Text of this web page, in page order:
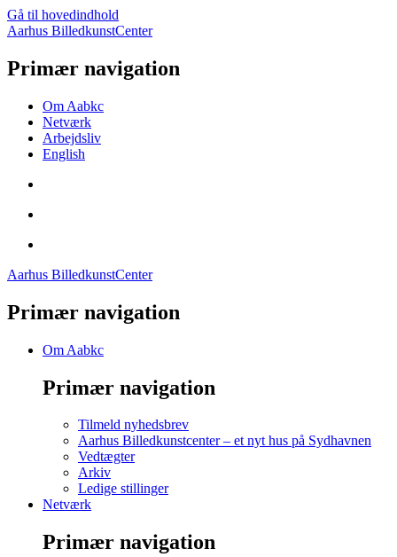
Gå til hovedindhold
Aarhus BilledkunstCenter
Primær navigation
Om Aabkc
Netværk
Arbejdsliv
English
Aarhus BilledkunstCenter
Primær navigation
Om Aabkc
Primær navigation
Tilmeld nyhedsbrev
Aarhus Billedkunstcenter – et nyt hus på Sydhavnen
Vedtægter
Arkiv
Ledige stillinger
Netværk
Primær navigation